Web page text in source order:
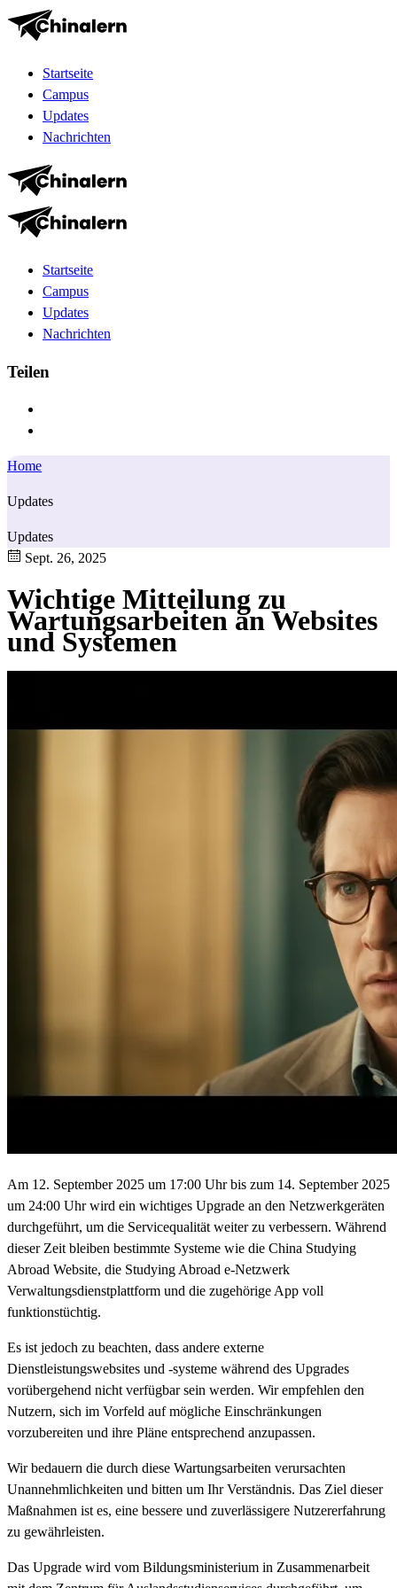
Startseite
Campus
Updates
Nachrichten
Startseite
Campus
Updates
Nachrichten
Teilen
Home
Updates
Updates
Sept. 26, 2025
Wichtige Mitteilung zu
Wartungsarbeiten an Websites
und Systemen
Am 12. September 2025 um 17:00 Uhr bis zum 14. September 2025
um 24:00 Uhr wird ein wichtiges Upgrade an den Netzwerkgeräten
durchgeführt, um die Servicequalität weiter zu verbessern. Während
dieser Zeit bleiben bestimmte Systeme wie die China Studying
Abroad Website, die Studying Abroad e-Netzwerk
Verwaltungsdienstplattform und die zugehörige App voll
funktionstüchtig.
Es ist jedoch zu beachten, dass andere externe
Dienstleistungswebsites und -systeme während des Upgrades
vorübergehend nicht verfügbar sein werden. Wir empfehlen den
Nutzern, sich im Vorfeld auf mögliche Einschränkungen
vorzubereiten und ihre Pläne entsprechend anzupassen.
Wir bedauern die durch diese Wartungsarbeiten verursachten
Unannehmlichkeiten und bitten um Ihr Verständnis. Das Ziel dieser
Maßnahmen ist es, eine bessere und zuverlässigere Nutzererfahrung
zu gewährleisten.
Das Upgrade wird vom Bildungsministerium in Zusammenarbeit